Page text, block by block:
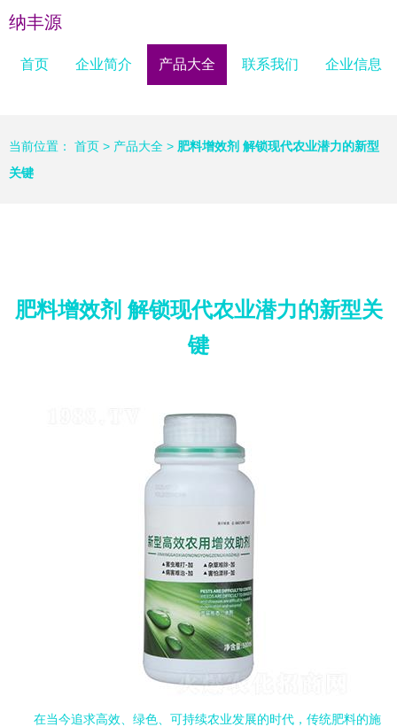
纳丰源
首页 企业简介 产品大全 联系我们 企业信息
当前位置： 首页 > 产品大全 > 肥料增效剂 解锁现代农业潜力的新型
关键
肥料增效剂 解锁现代农业潜力的新型关
键
在当今追求高效、绿色、可持续农业发展的时代，传统肥料的施